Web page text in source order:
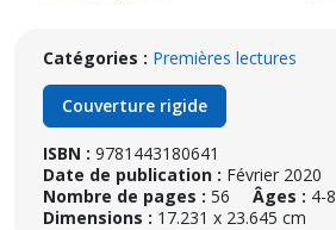
Catégories : Premières lectures
Couverture rigide
ISBN : 9781443180641
Date de publication : Février 2020
Nombre de pages : 56 Âges : 4-8
Dimensions : 17.231 x 23.645 cm